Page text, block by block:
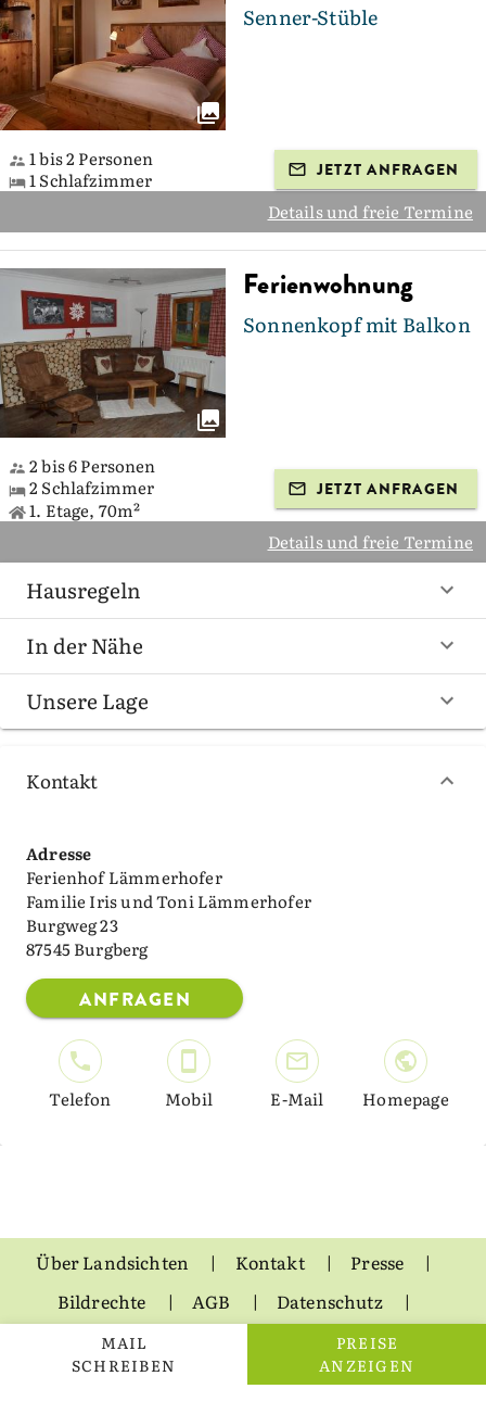
MAIL
SCHREIBEN
PREISE
ANZEIGEN
Senner-Stüble
1 bis 2 Personen
1 Schlafzimmer
JETZT ANFRAGEN
Details und freie Termine
Ferienwohnung
Sonnenkopf mit Balkon
2 bis 6 Personen
2 Schlafzimmer
1. Etage, 70m²
JETZT ANFRAGEN
Details und freie Termine
Hausregeln
In der Nähe
Unsere Lage
Kontakt
Adresse
Ferienhof Lämmerhofer
Familie Iris und Toni Lämmerhofer
Burgweg 23
87545 Burgberg
ANFRAGEN
Telefon Mobil E-Mail Homepage
Über Landsichten Kontakt
Presse
Bildrechte
AGB
Datenschutz